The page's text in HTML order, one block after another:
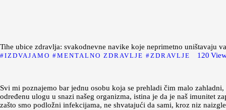
Tihe ubice zdravlja: svakodnevne navike koje neprimetno uništavaju
IZDVAJAMO MENTALNO ZDRAVLJE ZDRAVLJE 120
Svi mi poznajemo bar jednu osobu koja se prehladi čim malo
određenu ulogu u snazi našeg organizma, istina je da je naš imunitet
zašto smo podložni infekcijama, ne shvatajući da sami, kroz niz